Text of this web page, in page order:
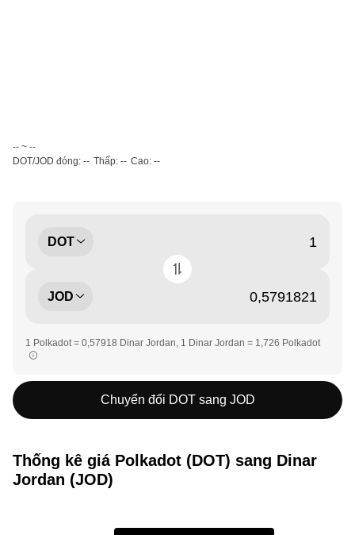
-- ~ --
DOT/JOD đóng: -- Thấp: -- Cao: --
DOT
JOD
1 Polkadot = 0,57918 Dinar Jordan, 1 Dinar Jordan = 1,726 Polkadot
Chuyển đổi DOT sang JOD
Thống kê giá Polkadot (DOT) sang Dinar
Jordan (JOD)